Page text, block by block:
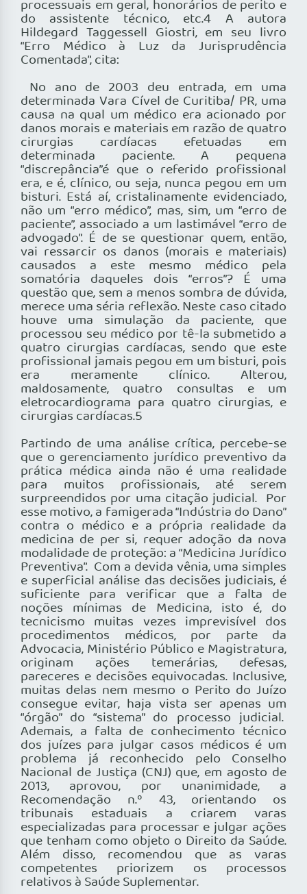
processuais em geral, honorários de perito e
do assistente técnico, etc.4 A autora
Hildegard Taggessell Giostri, em seu livro
“Erro Médico à Luz da Jurisprudência
Comentada”, cita:
No ano de 2003 deu entrada, em uma
determinada Vara Cível de Curitiba/ PR, uma
causa na qual um médico era acionado por
danos morais e materiais em razão de quatro
cirurgias cardíacas efetuadas em
determinada paciente. A pequena
“discrepância”é que o referido profissional
era, e é, clínico, ou seja, nunca pegou em um
bisturi. Está aí, cristalinamente evidenciado,
não um “erro médico”, mas, sim, um “erro de
paciente”, associado a um lastimável “erro de
advogado”. É de se questionar quem, então,
vai ressarcir os danos (morais e materiais)
causados a este mesmo médico pela
somatória daqueles dois “erros”? É uma
questão que, sem a menos sombra de dúvida,
merece uma séria reflexão. Neste caso citado
houve uma simulação da paciente, que
processou seu médico por tê-la submetido a
quatro cirurgias cardíacas, sendo que este
profissional jamais pegou em um bisturi, pois
era meramente clínico. Alterou,
maldosamente, quatro consultas e um
eletrocardiograma para quatro cirurgias, e
cirurgias cardíacas.5
Partindo de uma análise crítica, percebe-se
que o gerenciamento jurídico preventivo da
prática médica ainda não é uma realidade
para muitos profissionais, até serem
surpreendidos por uma citação judicial. Por
esse motivo, a famigerada “Indústria do Dano”
contra o médico e a própria realidade da
medicina de per si, requer adoção da nova
modalidade de proteção: a “Medicina Jurídico
Preventiva”. Com a devida vênia, uma simples
e superficial análise das decisões judiciais, é
suficiente para verificar que a falta de
noções mínimas de Medicina, isto é, do
tecnicismo muitas vezes imprevisível dos
procedimentos médicos, por parte da
Advocacia, Ministério Público e Magistratura,
originam ações temerárias, defesas,
pareceres e decisões equivocadas. Inclusive,
muitas delas nem mesmo o Perito do Juízo
consegue evitar, haja vista ser apenas um
“órgão” do “sistema” do processo judicial.
Ademais, a falta de conhecimento técnico
dos juízes para julgar casos médicos é um
problema já reconhecido pelo Conselho
Nacional de Justiça (CNJ) que, em agosto de
2013, aprovou, por unanimidade, a
Recomendação n.º 43, orientando os
tribunais estaduais a criarem varas
especializadas para processar e julgar ações
que tenham como objeto o Direito da Saúde.
Além disso, recomendou que as varas
competentes priorizem os processos
relativos à Saúde Suplementar.